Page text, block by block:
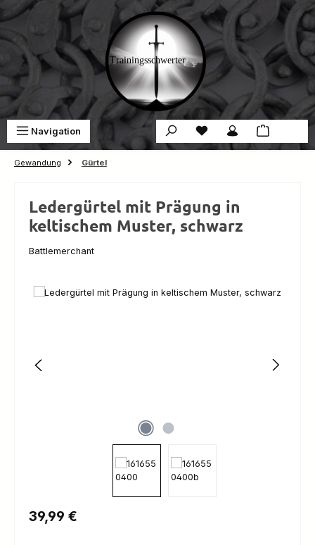
Zum Hauptinhalt springen
Navigation Du hast 0 Produkte auf
Gewandung Gürtel
Ledergürtel mit Prägung in
keltischem Muster, schwarz
Battlemerchant
Bildergalerie überspringen
Regulärer Preis:
39,99 €